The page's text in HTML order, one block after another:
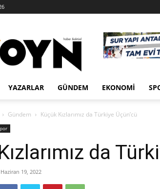
Haber
YAZARLAR GÜNDEM EKONOMI
Gündem Küçük Kızlarımız da Türkiye Üçün’cü
da
Haziran 19, 2022